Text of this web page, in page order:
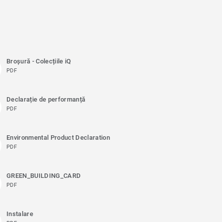
Broșură - Colecțiile iQ
PDF
Declarație de performanță
PDF
Environmental Product Declaration
PDF
GREEN_BUILDING_CARD
PDF
Instalare